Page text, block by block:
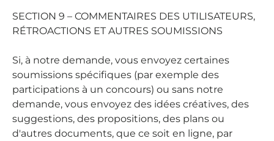
SECTION 9 – COMMENTAIRES DES UTILISATEURS,
RÉTROACTIONS ET AUTRES SOUMISSIONS
Si, à notre demande, vous envoyez certaines
soumissions spécifiques (par exemple des
participations à un concours) ou sans notre
demande, vous envoyez des idées créatives, des
suggestions, des propositions, des plans ou
d'autres documents, que ce soit en ligne, par